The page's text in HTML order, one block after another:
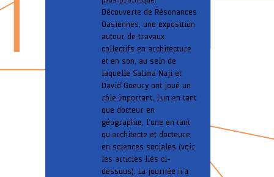
Découverte de Résonances
Oasiennes, une exposition
autour de travaux
collectifs en architecture
et en son, au sein de
laquelle Salima Naji et
David Goeury ont joué un
rôle important, l’un en tant
que docteur en
géographie, l’une en tant
qu’architecte et docteure
en sciences sociales (voir
les articles liés ci-
dessous). La journée n’a